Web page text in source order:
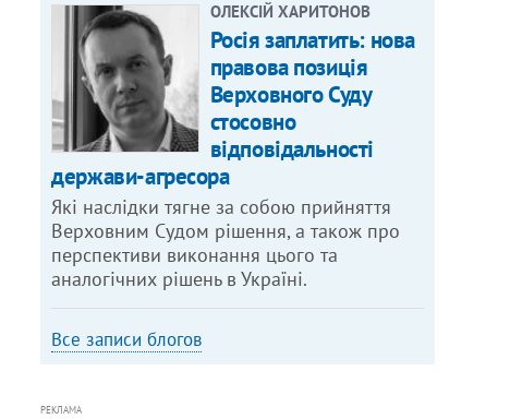
ОЛЕКСІЙ ХАРИТОНОВ
Росія заплатить: нова
правова позиція
Верховного Суду
стосовно
відповідальності
держави-агресора
Які наслідки тягне за собою прийняття
Верховним Судом рішення, а також про
перспективи виконання цього та
аналогічних рішень в Україні.
Все записи блогов
РЕКЛАМА